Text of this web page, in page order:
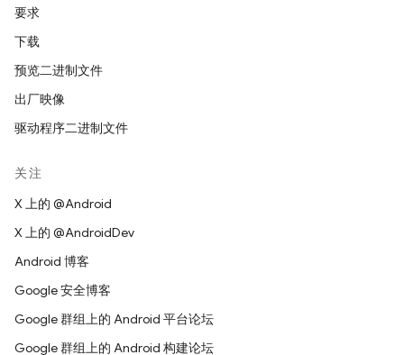
要求
下载
预览二进制文件
出厂映像
驱动程序二进制文件
关注
X 上的 @Android
X 上的 @AndroidDev
Android 博客
Google 安全博客
Google 群组上的 Android 平台论坛
Google 群组上的 Android 构建论坛